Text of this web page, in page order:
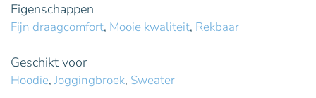
Eigenschappen
Fijn draagcomfort, Mooie kwaliteit, Rekbaar
Geschikt voor
Hoodie, Joggingbroek, Sweater